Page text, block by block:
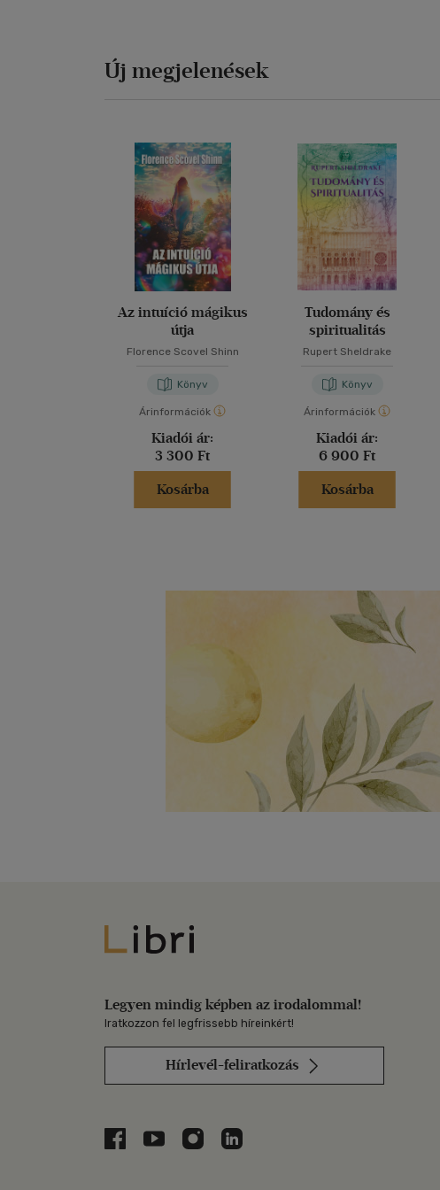
Új megjelenések
Az intuíció mágikus
útja
Florence Scovel Shinn
Könyv
Árinformációk
Kiadói ár:
3 300 Ft
Kosárba
Tudomány és
spiritualitás
Rupert Sheldrake
Könyv
Árinformációk
Kiadói ár:
6 900 Ft
Kosárba
Libri
Legyen mindig képben az irodalommal!
Iratkozzon fel legfrissebb híreinkért!
Hírlevél-feliratkozás
Libri a Facebookon
Libri a Youtube-on
Libri az Instagramon
Libri a LinkedInen